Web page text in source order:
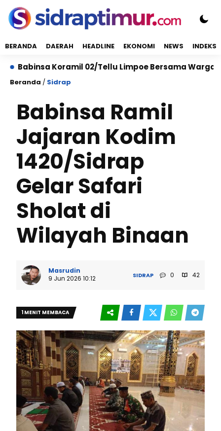
BERANDA DAERAH HEADLINE EKONOMI NEWS INDEKS
Koramil 02/Tellu Limpoe Bersama Warga Gelar
Beranda / Sidrap
Babinsa Ramil
Jajaran Kodim
1420/Sidrap
Gelar Safari
Sholat di
Wilayah Binaan
Masrudin
9 Jun 2026 10:12
SIDRAP 0 42
1 MENIT MEMBACA